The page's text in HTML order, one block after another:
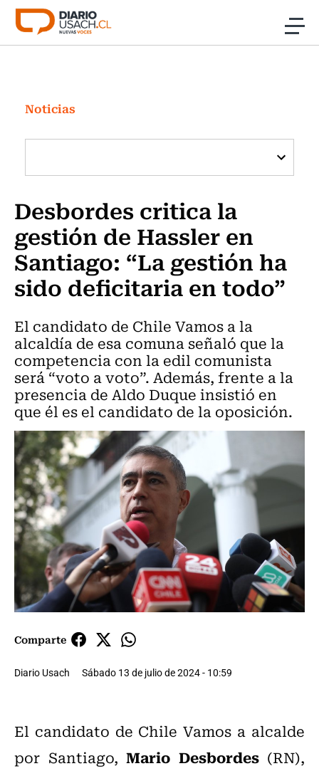
Click acá para ir directamente al contenido
Investigación
Cultura
Programas Radio y TV Usach
Noticias
Desbordes critica la
gestión de Hassler en
Santiago: “La gestión ha
sido deficitaria en todo”
El candidato de Chile Vamos a la
alcaldía de esa comuna señaló que la
competencia con la edil comunista
será “voto a voto”. Además, frente a la
presencia de Aldo Duque insistió en
que él es el candidato de la oposición.
Comparte
Diario Usach Sábado 13 de julio de 2024 - 10:59
El candidato de Chile Vamos a alcalde
por Santiago, Mario Desbordes(RN),